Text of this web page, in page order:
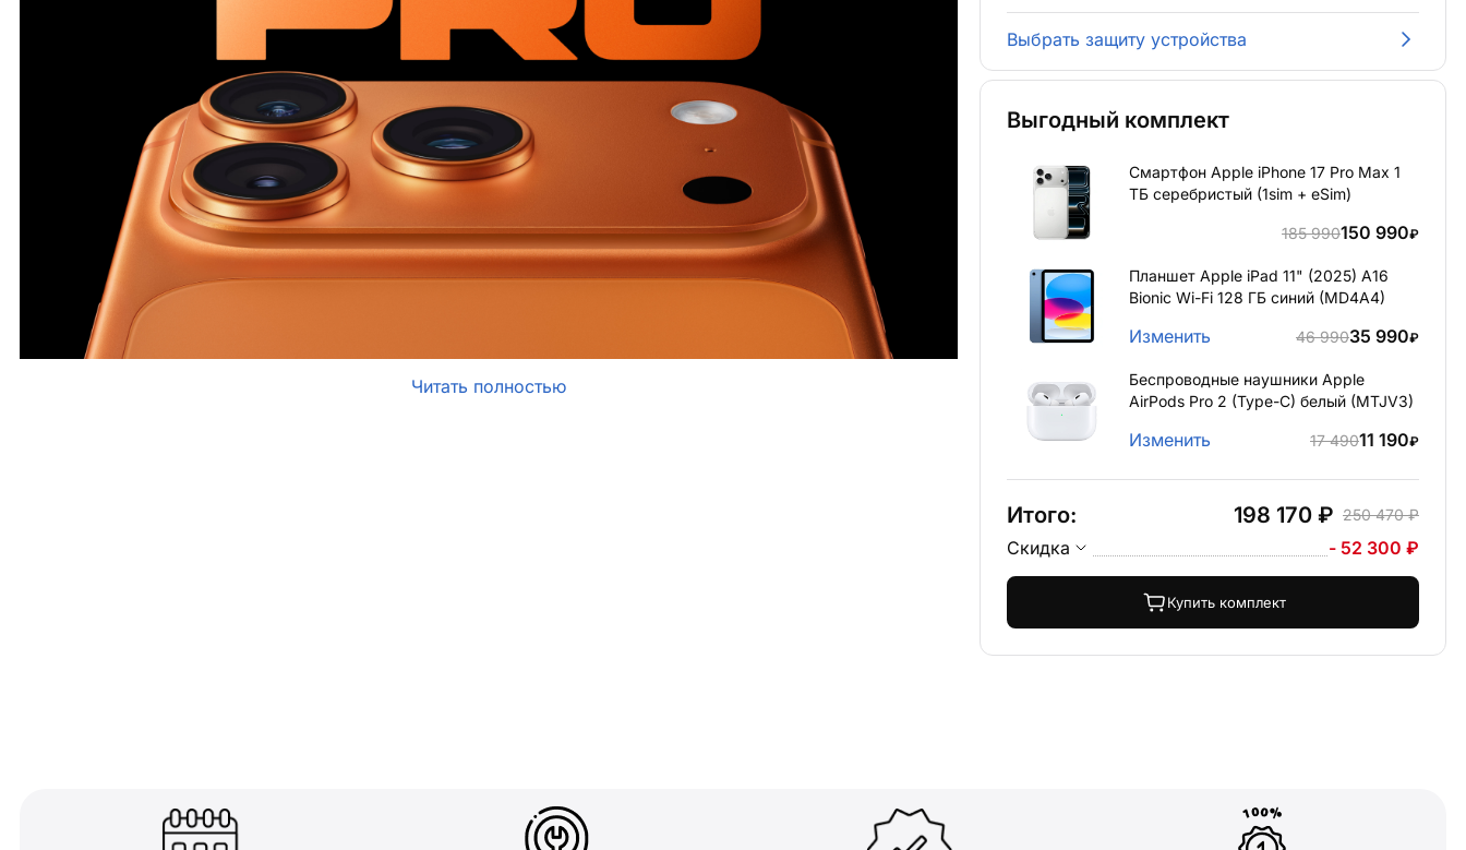
Читать полностью
Выбрать защиту устройства
Выгодный комплект
Смартфон Apple iPhone 17 Pro Max 1
ТБ серебристый (1sim + eSim)
150 990₽
185 990
Планшет Apple iPad 11" (2025) A16
Bionic Wi-Fi 128 ГБ синий (MD4A4)
Изменить 35 990₽
46 990
Беспроводные наушники Apple
AirPods Pro 2 (Type-C) белый (MTJV3)
Изменить 11 190₽
17 490
Итого: 198 170 ₽ 250 470 ₽
Скидка - 52 300 ₽
Купить комплект